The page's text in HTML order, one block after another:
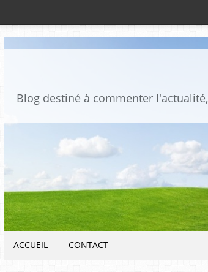
ACCUEIL CONTACT